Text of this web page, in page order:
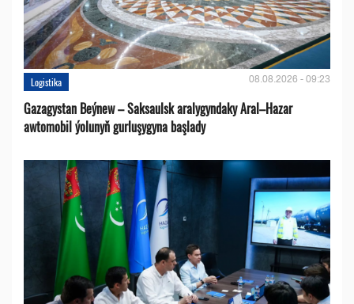
Logistika 08.08.2026 - 09:23
Gazagystan Beýnew – Saksaulsk aralygyndaky Aral–Hazar
awtomobil ýolunyň gurluşygyna başlady